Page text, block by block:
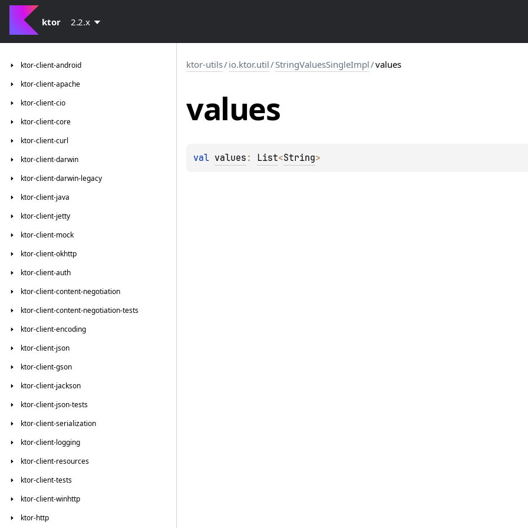
ktor 2.2.x
ktor-client-android
ktor-client-apache
ktor-client-cio
ktor-client-core
ktor-client-curl
ktor-client-darwin
ktor-client-darwin-legacy
ktor-client-java
ktor-client-jetty
ktor-client-mock
ktor-client-okhttp
ktor-client-auth
ktor-client-content-negotiation
ktor-client-content-negotiation-tests
ktor-client-encoding
ktor-client-json
ktor-client-gson
ktor-client-jackson
ktor-client-json-tests
ktor-client-serialization
ktor-client-logging
ktor-client-resources
ktor-client-tests
ktor-client-winhttp
ktor-http
ktor-utils/io.ktor.util/StringValuesSingleImpl/values
values
val values : List<String>